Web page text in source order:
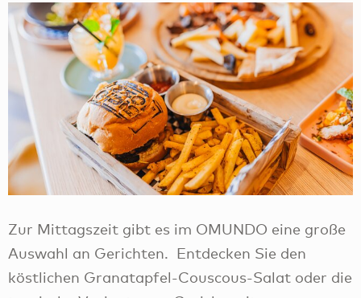
Zur Mittagszeit gibt es im OMUNDO eine große
Auswahl an Gerichten. Entdecken Sie den
köstlichen Granatapfel-Couscous-Salat oder die